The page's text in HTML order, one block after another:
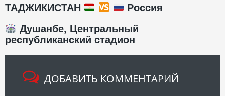
ТАДЖИКИСТАН
Россия
Душанбе, Центральный
республиканский стадион
ДОБАВИТЬ КОММЕНТАРИЙ